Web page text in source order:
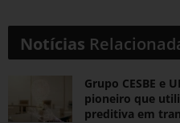
Notícias
Grupo CESBE e
pioneiro que
preditiva em